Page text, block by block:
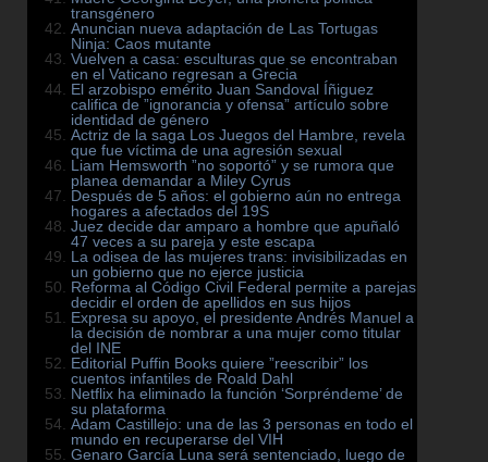
transgénero
Anuncian nueva adaptación de Las Tortugas
Ninja: Caos mutante
Vuelven a casa: esculturas que se encontraban
en el Vaticano regresan a Grecia
El arzobispo emérito Juan Sandoval Íñiguez
califica de ”ignorancia y ofensa” artículo sobre
identidad de género
Actriz de la saga Los Juegos del Hambre, revela
que fue víctima de una agresión sexual
Liam Hemsworth ”no soportó” y se rumora que
planea demandar a Miley Cyrus
Después de 5 años: el gobierno aún no entrega
hogares a afectados del 19S
Juez decide dar amparo a hombre que apuñaló
47 veces a su pareja y este escapa
La odisea de las mujeres trans: invisibilizadas en
un gobierno que no ejerce justicia
Reforma al Código Civil Federal permite a parejas
decidir el orden de apellidos en sus hijos
Expresa su apoyo, el presidente Andrés Manuel a
la decisión de nombrar a una mujer como titular
del INE
Editorial Puffin Books quiere ”reescribir” los
cuentos infantiles de Roald Dahl
Netflix ha eliminado la función ‘Sorpréndeme’ de
su plataforma
Adam Castillejo: una de las 3 personas en todo el
mundo en recuperarse del VIH
Genaro García Luna será sentenciado, luego de